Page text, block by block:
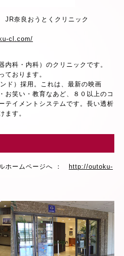
奈良おうとくクリニック
cl.com/
内科・内科）のクリニックです。
ております。
ド）採用。これは、最新の映画
お笑い・教育なあど、８０以上のコ
テイメントシステムです。長い透析
ます。
ームページへ ：
http://outoku-